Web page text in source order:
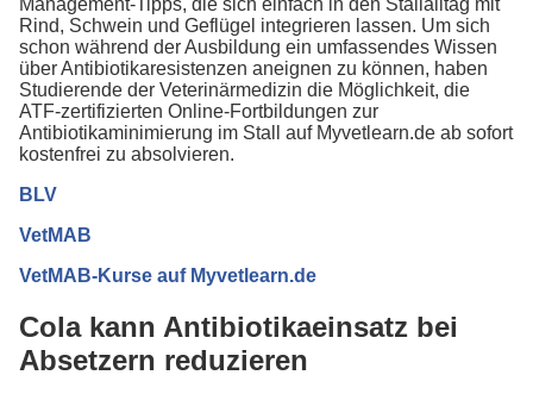
Management-Tipps, die sich einfach in den Stallalltag mit
Rind, Schwein und Geflügel integrieren lassen. Um sich
schon während der Ausbildung ein umfassendes Wissen
über Antibiotikaresistenzen aneignen zu können, haben
Studierende der Veterinärmedizin die Möglichkeit, die
ATF-zertifizierten Online-Fortbildungen zur
Antibiotikaminimierung im Stall auf Myvetlearn.de ab sofort
kostenfrei zu absolvieren.
BLV
VetMAB
VetMAB-Kurse auf Myvetlearn.de
Cola kann Antibiotikaeinsatz bei
Absetzern reduzieren